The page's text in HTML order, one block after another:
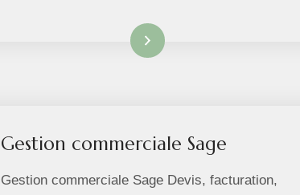
Lire la suite
Gestion commerciale Sage
Gestion commerciale Sage Devis, facturation,